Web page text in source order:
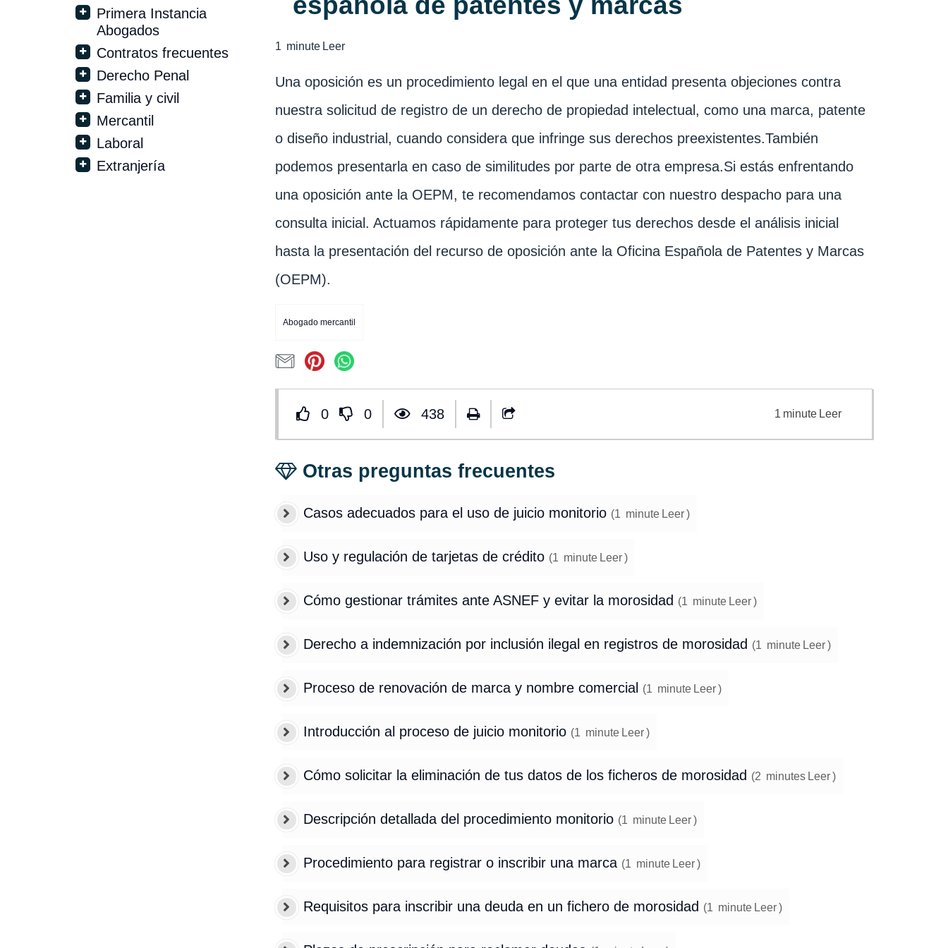
Primera Instancia
Abogados
Contratos frecuentes
Derecho Penal
Familia y civil
Mercantil
Laboral
Extranjería
1 minute Leer
Una oposición es un procedimiento legal en el que una entidad presenta objeciones contra
nuestra solicitud de registro de un derecho de propiedad intelectual, como una marca, patente
o diseño industrial, cuando considera que infringe sus derechos preexistentes.También
podemos presentarla en caso de similitudes por parte de otra empresa.Si estás enfrentando
una oposición ante la OEPM, te recomendamos contactar con nuestro despacho para una
consulta inicial. Actuamos rápidamente para proteger tus derechos desde el análisis inicial
hasta la presentación del recurso de oposición ante la Oficina Española de Patentes y Marcas
(OEPM).
Abogado mercantil
0 0 438 1 minute Leer
Otras preguntas frecuentes
Casos adecuados para el uso de juicio monitorio (1 minute Leer )
Uso y regulación de tarjetas de crédito (1 minute Leer )
Cómo gestionar trámites ante ASNEF y evitar la morosidad (1 minute Leer )
Derecho a indemnización por inclusión ilegal en registros de morosidad (1 minute Leer )
Proceso de renovación de marca y nombre comercial (1 minute Leer )
Introducción al proceso de juicio monitorio (1 minute Leer )
Cómo solicitar la eliminación de tus datos de los ficheros de morosidad (2 minutes Leer )
Descripción detallada del procedimiento monitorio (1 minute Leer )
Procedimiento para registrar o inscribir una marca (1 minute Leer )
Requisitos para inscribir una deuda en un fichero de morosidad (1 minute Leer )